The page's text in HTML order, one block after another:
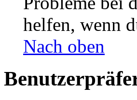
helfen, wenn
Nach oben